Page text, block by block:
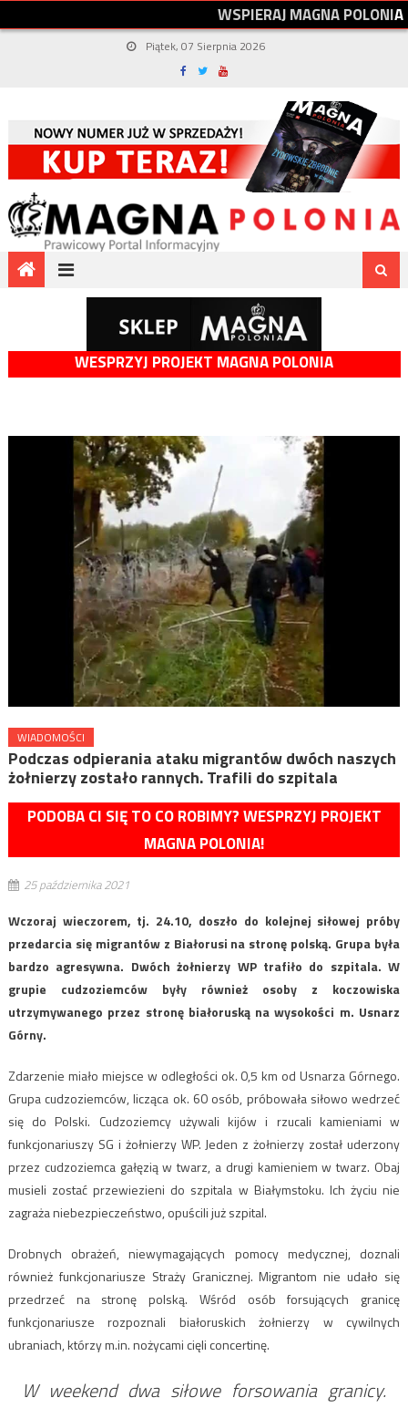
WSPIERAJMAGNAPOLONIA
Piątek, 07 Sierpnia 2026
WESPRZYJ PROJEKT MAGNA POLONIA
WIADOMOŚCI
Podczas odpierania ataku migrantów dwóch naszych
żołnierzy zostało rannych. Trafili do szpitala
PODOBA CI SIĘ TO CO ROBIMY? WESPRZYJ PROJEKT
MAGNA POLONIA!
25 października 2021
Wczoraj wieczorem, tj. 24.10, doszło do kolejnej siłowej próby
przedarcia się migrantów z Białorusi na stronę polską. Grupa była
bardzo agresywna. Dwóch żołnierzy WP trafiło do szpitala. W
grupie cudzoziemców były również osoby z koczowiska
utrzymywanego przez stronę białoruską na wysokości m. Usnarz
Górny.
Zdarzenie miało miejsce w odległości ok. 0,5 km od Usnarza Górnego.
Grupa cudzoziemców, licząca ok. 60 osób, próbowała siłowo wedrzeć
się do Polski. Cudzoziemcy używali kijów i rzucali kamieniami w
funkcjonariuszy SG i żołnierzy WP. Jeden z żołnierzy został uderzony
przez cudzoziemca gałęzią w twarz, a drugi kamieniem w twarz. Obaj
musieli zostać przewiezieni do szpitala w Białymstoku. Ich życiu nie
zagraża niebezpieczeństwo, opuścili już szpital.
Drobnych obrażeń, niewymagających pomocy medycznej, doznali
również funkcjonariusze Straży Granicznej. Migrantom nie udało się
przedrzeć na stronę polską. Wśród osób forsujących granicę
funkcjonariusze rozpoznali białoruskich żołnierzy w cywilnych
ubraniach, którzy m.in. nożycami cięli concertinę.
W weekend dwa siłowe forsowania granicy.